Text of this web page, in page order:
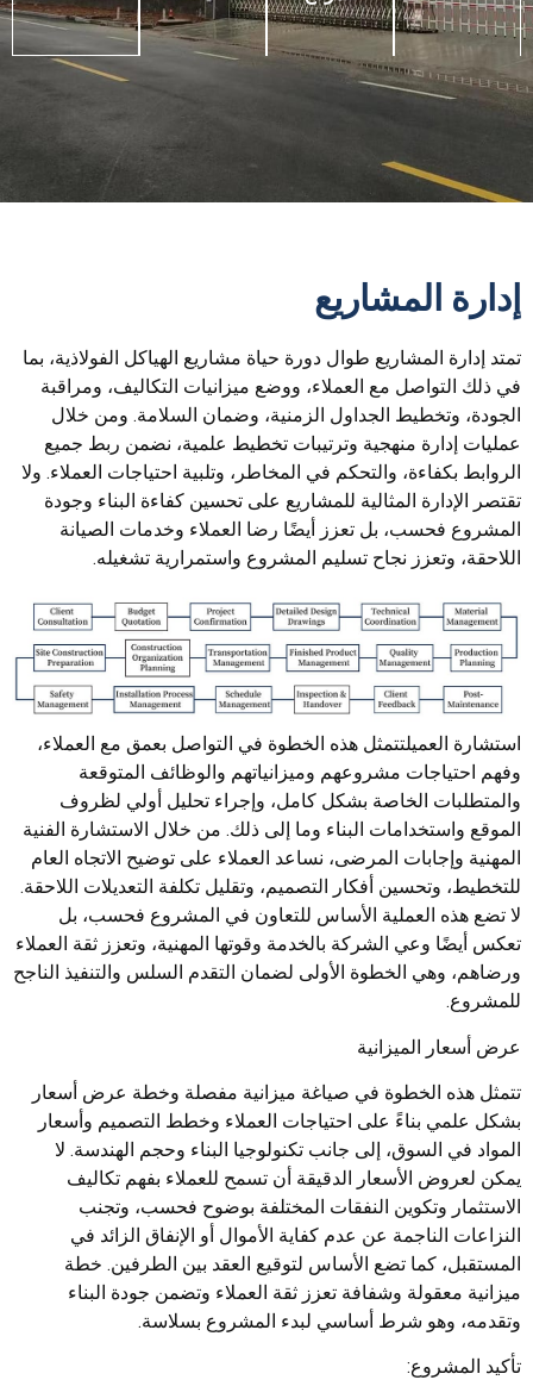
إدارة المشاريع
تمتد إدارة المشاريع طوال دورة حياة مشاريع الهياكل الفولاذية، بما
في ذلك التواصل مع العملاء، ووضع ميزانيات التكاليف، ومراقبة
الجودة، وتخطيط الجداول الزمنية، وضمان السلامة. ومن خلال
عمليات إدارة منهجية وترتيبات تخطيط علمية، نضمن ربط جميع
الروابط بكفاءة، والتحكم في المخاطر، وتلبية احتياجات العملاء. ولا
تقتصر الإدارة المثالية للمشاريع على تحسين كفاءة البناء وجودة
المشروع فحسب، بل تعزز أيضًا رضا العملاء وخدمات الصيانة
اللاحقة، وتعزز نجاح تسليم المشروع واستمرارية تشغيله.
استشارة العميلتتمثل هذه الخطوة في التواصل بعمق مع العملاء،
وفهم احتياجات مشروعهم وميزانياتهم والوظائف المتوقعة
والمتطلبات الخاصة بشكل كامل، وإجراء تحليل أولي لظروف
الموقع واستخدامات البناء وما إلى ذلك. من خلال الاستشارة الفنية
المهنية وإجابات المرضى، نساعد العملاء على توضيح الاتجاه العام
للتخطيط، وتحسين أفكار التصميم، وتقليل تكلفة التعديلات اللاحقة.
لا تضع هذه العملية الأساس للتعاون في المشروع فحسب، بل
تعكس أيضًا وعي الشركة بالخدمة وقوتها المهنية، وتعزز ثقة العملاء
ورضاهم، وهي الخطوة الأولى لضمان التقدم السلس والتنفيذ الناجح
للمشروع.
عرض أسعار الميزانية
تتمثل هذه الخطوة في صياغة ميزانية مفصلة وخطة عرض أسعار
بشكل علمي بناءً على احتياجات العملاء وخطط التصميم وأسعار
المواد في السوق، إلى جانب تكنولوجيا البناء وحجم الهندسة. لا
يمكن لعروض الأسعار الدقيقة أن تسمح للعملاء بفهم تكاليف
الاستثمار وتكوين النفقات المختلفة بوضوح فحسب، وتجنب
النزاعات الناجمة عن عدم كفاية الأموال أو الإنفاق الزائد في
المستقبل، كما تضع الأساس لتوقيع العقد بين الطرفين. خطة
ميزانية معقولة وشفافة تعزز ثقة العملاء وتضمن جودة البناء
وتقدمه، وهو شرط أساسي لبدء المشروع بسلاسة.
تأكيد المشروع: